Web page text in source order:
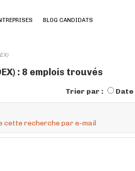
BLOG CANDIDATS
: 8 emplois trouvés
Trier par : Date
cette recherche par e-mail